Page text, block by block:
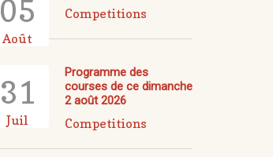
05
Août
Competitions
31
Juil
Programme des
courses de ce dimanche
2 août 2026
Competitions